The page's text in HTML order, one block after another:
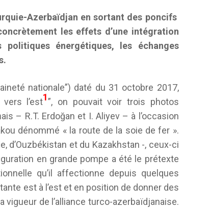
Azerbaïdjan en sortant des poncifs
les effets d’une intégration
énergétiques, les échanges
nationale”) daté du 31 octobre 2017,
l’est1”, on pouvait voir trois photos
– R.T. Erdoğan et I. Aliyev – à l’occasion
dénommé « la route de la soie de fer ».
d’Ouzbékistan et du Kazakhstan -, ceux-ci
en grande pompe a été le prétexte
qu’il affectionne depuis quelques
est à l’est et en position de donner des
vigueur de l’alliance turco-azerbaïdjanaise.